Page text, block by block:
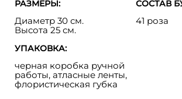
РАЗМЕРЫ:
Диаметр 30 см.
Высота 25 см.
СОСТАВ
41 роза
УПАКОВКА:
черная коробка ручной
работы, атласные ленты,
флористическая губка